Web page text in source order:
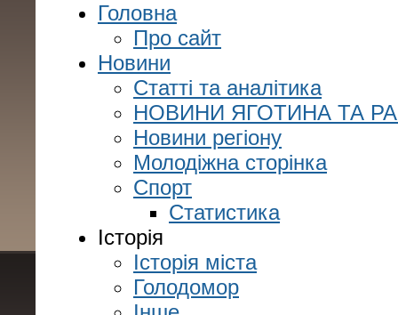
Головна
Про сайт
Новини
Статті та аналітика
НОВИНИ ЯГОТИНА ТА
Новини регіону
Молодіжна сторінка
Спорт
Статистика
Історія
Історія міста
Голодомор